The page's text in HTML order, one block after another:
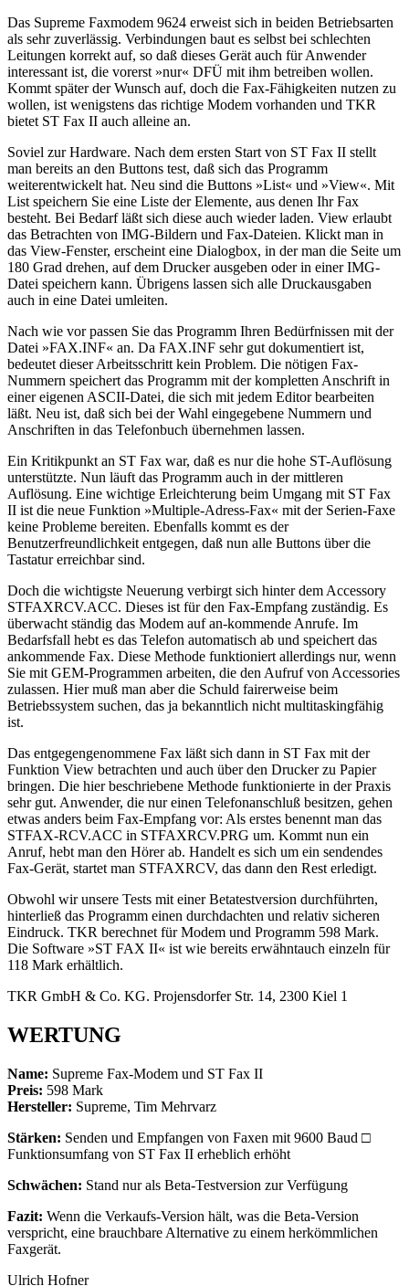
Das Supreme Faxmodem 9624 erweist sich in beiden Betriebsarten
als sehr zuverlässig. Verbindungen baut es selbst bei schlechten
Leitungen korrekt auf, so daß dieses Gerät auch für Anwender
interessant ist, die vorerst »nur« DFÜ mit ihm betreiben wollen.
Kommt später der Wunsch auf, doch die Fax-Fähigkeiten nutzen zu
wollen, ist wenigstens das richtige Modem vorhanden und TKR
bietet ST Fax II auch alleine an.
Soviel zur Hardware. Nach dem ersten Start von ST Fax II stellt
man bereits an den Buttons test, daß sich das Programm
weiterentwickelt hat. Neu sind die Buttons »List« und »View«. Mit
List speichern Sie eine Liste der Elemente, aus denen Ihr Fax
besteht. Bei Bedarf läßt sich diese auch wieder laden. View erlaubt
das Betrachten von IMG-Bildern und Fax-Dateien. Klickt man in
das View-Fenster, erscheint eine Dialogbox, in der man die Seite um
180 Grad drehen, auf dem Drucker ausgeben oder in einer IMG-
Datei speichern kann. Übrigens lassen sich alle Druckausgaben
auch in eine Datei umleiten.
Nach wie vor passen Sie das Programm Ihren Bedürfnissen mit der
Datei »FAX.INF« an. Da FAX.INF sehr gut dokumentiert ist,
bedeutet dieser Arbeitsschritt kein Problem. Die nötigen Fax-
Nummern speichert das Programm mit der kompletten Anschrift in
einer eigenen ASCII-Datei, die sich mit jedem Editor bearbeiten
läßt. Neu ist, daß sich bei der Wahl eingegebene Nummern und
Anschriften in das Telefonbuch übernehmen lassen.
Ein Kritikpunkt an ST Fax war, daß es nur die hohe ST-Auflösung
unterstützte. Nun läuft das Programm auch in der mittleren
Auflösung. Eine wichtige Erleichterung beim Umgang mit ST Fax
II ist die neue Funktion »Multiple-Adress-Fax« mit der Serien-Faxe
keine Probleme bereiten. Ebenfalls kommt es der
Benutzerfreundlichkeit entgegen, daß nun alle Buttons über die
Tastatur erreichbar sind.
Doch die wichtigste Neuerung verbirgt sich hinter dem Accessory
STFAXRCV.ACC. Dieses ist für den Fax-Empfang zuständig. Es
überwacht ständig das Modem auf an-kommende Anrufe. Im
Bedarfsfall hebt es das Telefon automatisch ab und speichert das
ankommende Fax. Diese Methode funktioniert allerdings nur, wenn
Sie mit GEM-Programmen arbeiten, die den Aufruf von Accessories
zulassen. Hier muß man aber die Schuld fairerweise beim
Betriebssystem suchen, das ja bekanntlich nicht multitaskingfähig
ist.
Das entgegengenommene Fax läßt sich dann in ST Fax mit der
Funktion View betrachten und auch über den Drucker zu Papier
bringen. Die hier beschriebene Methode funktionierte in der Praxis
sehr gut. Anwender, die nur einen Telefonanschluß besitzen, gehen
etwas anders beim Fax-Empfang vor: Als erstes benennt man das
STFAX-RCV.ACC in STFAXRCV.PRG um. Kommt nun ein
Anruf, hebt man den Hörer ab. Handelt es sich um ein sendendes
Fax-Gerät, startet man STFAXRCV, das dann den Rest erledigt.
Obwohl wir unsere Tests mit einer Betatestversion durchführten,
hinterließ das Programm einen durchdachten und relativ sicheren
Eindruck. TKR berechnet für Modem und Programm 598 Mark.
Die Software »ST FAX II« ist wie bereits erwähntauch einzeln für
118 Mark erhältlich.
TKR GmbH & Co. KG. Projensdorfer Str. 14, 2300 Kiel 1
WERTUNG
Name: Supreme Fax-Modem und ST Fax II
Preis: 598 Mark
Hersteller: Supreme, Tim Mehrvarz
Stärken: Senden und Empfangen von Faxen mit 9600 Baud □
Funktionsumfang von ST Fax II erheblich erhöht
Schwächen: Stand nur als Beta-Testversion zur Verfügung
Fazit: Wenn die Verkaufs-Version hält, was die Beta-Version
verspricht, eine brauchbare Alternative zu einem herkömmlichen
Faxgerät.
Ulrich Hofner